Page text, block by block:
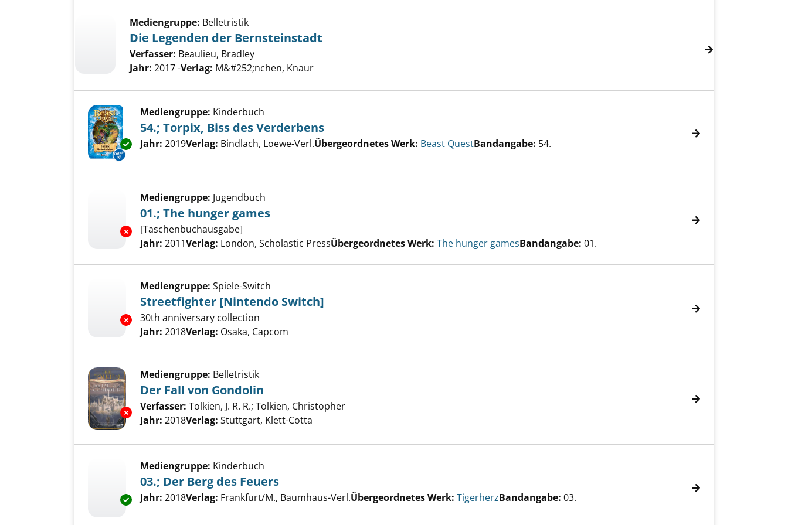
Mediengruppe: Belletristik
Die Legenden der Bernsteinstadt
Verfasser: Beaulieu, Bradley
Jahr: 2017 -Verlag: M&#252;nchen, Knaur
Exemplar-Details von 54.; Torpix, Biss des Verderbens anzeigen
Mediengruppe: Kinderbuch
54.; Torpix, Biss des Verderbens
Suche nach diesem Verfasser
Jahr: 2019Verlag: Bindlach, Loewe-Verl.Übergeordnetes Werk: Beast QuestBandangabe: 54.
Exemplar-Details von 01.; The hunger games anzeigen
Mediengruppe: Jugendbuch
01.; The hunger games
[Taschenbuchausgabe]
Suche nach diesem Verfasser
Jahr: 2011Verlag: London, Scholastic PressÜbergeordnetes Werk: The hunger gamesBandangabe: 01.
Exemplar-Details von Streetfighter [Nintendo Switch] anzeigen
Mediengruppe: Spiele-Switch
Streetfighter [Nintendo Switch]
30th anniversary collection
Suche nach diesem Verfasser
Jahr: 2018Verlag: Osaka, Capcom
Exemplar-Details von Der Fall von Gondolin anzeigen
Mediengruppe: Belletristik
Der Fall von Gondolin
Verfasser: Tolkien, J. R. R.; Tolkien, Christopher
Jahr: 2018Verlag: Stuttgart, Klett-Cotta
Exemplar-Details von 03.; Der Berg des Feuers anzeigen
Mediengruppe: Kinderbuch
03.; Der Berg des Feuers
Suche nach diesem Verfasser
Jahr: 2018Verlag: Frankfurt/M., Baumhaus-Verl.Übergeordnetes Werk: TigerherzBandangabe: 03.